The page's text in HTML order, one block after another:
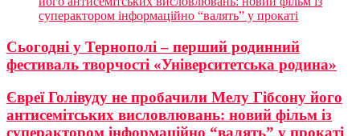
суперактором інформаційно “валять” у прокаті
Сьогодні у Тернополі – перший родинний
фестиваль творчості «Університетська родина»
Євреї Голівуду не пробачили Мелу Гібсону його
антисемітських висловлювань: новий фільм із
суперактором інформаційно “валять” у прокаті